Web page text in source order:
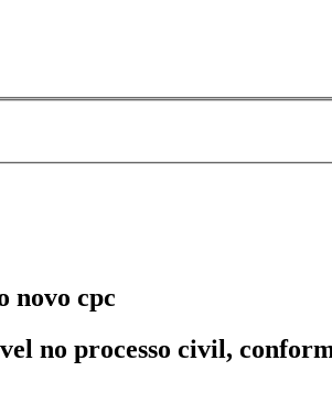
novo cpc
no processo civil,